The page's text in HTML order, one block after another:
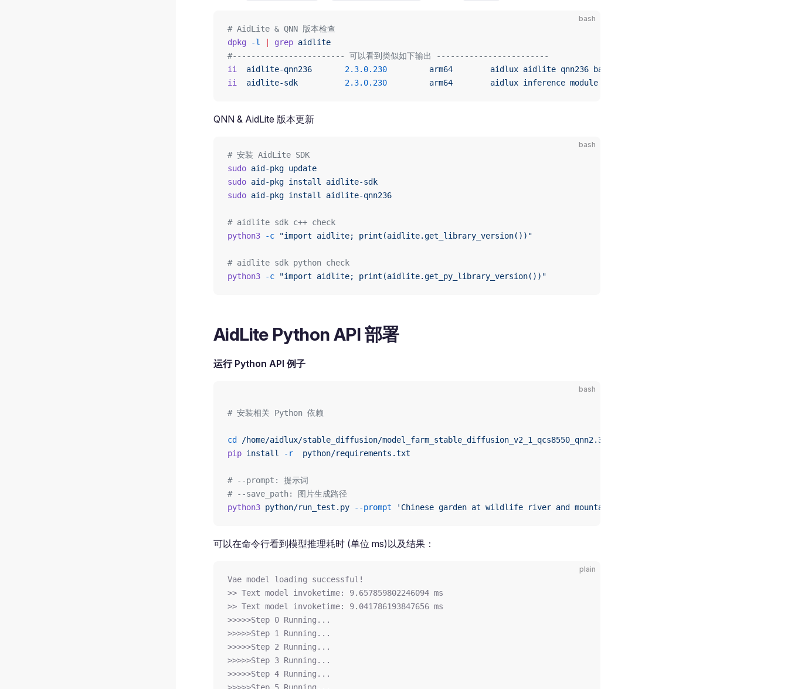
bash
# AidLite & QNN 版本检查
dpkg -l grep aidlite
#------------------------ 可以看到类似如下输出 ------------------------
ii
  aidlite-qnn236
       2.3.0.230
         arm64
        aidlux
aidlite qnn236 backend
ii
  aidlite-sdk
          2.3.0.230
         arm64
        aidlux
inference module
QNN & AidLite 版本更新
bash
# 安装 AidLite SDK
sudo aid-pkg update
sudo aid-pkg install
aidlite-sdk
sudo aid-pkg install aidlite-qnn236
# aidlite sdk c++ check
python3 -c "import aidlite; print(aidlite.get_library_version())"
# aidlite sdk python check
python3 -c "import aidlite; print(aidlite.get_py_library_version())"
AidLite Python API 部署
运行 Python API 例子
bash
# 安装相关 Python 依赖
cd
/home/aidlux/stable_diffusion/model_farm_stable_diffusion_v2_1_qcs8550_qnn2.31_w8a16_aidlite
pip install -r
  python/requirements.txt
# --prompt: 提示词
# --save_path: 图片生成路径
python3 python/run_test.py --prompt 'Chinese garden at wildlife river and mountain range, highly detailed, digital
可以在命令行看到模型推理耗时 (单位 ms)以及结果：
plain
Vae model loading successful!
>> Text model invoketime: 9.657859802246094 ms
>> Text model invoketime: 9.041786193847656 ms
>>>>>Step 0 Running...
>>>>>Step 1 Running...
>>>>>Step 2 Running...
>>>>>Step 3 Running...
>>>>>Step 4 Running...